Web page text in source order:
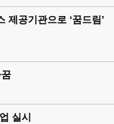
제공기관으로 ‘꿈드림’
실시